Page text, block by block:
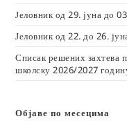
Јеловник од 29. јуна до
Јеловник од 22. до 26.
Списак решених захтева
школску 2026/2027
Објаве по месецима